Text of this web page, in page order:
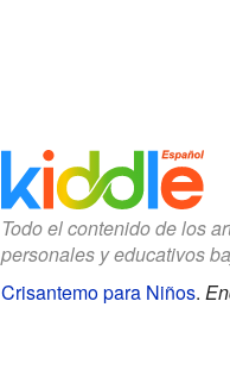
Todo el contenido de los
personales y educativos
Crisantemo para Niños.